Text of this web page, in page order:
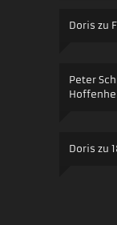
Doris zu
Peter
Doris zu